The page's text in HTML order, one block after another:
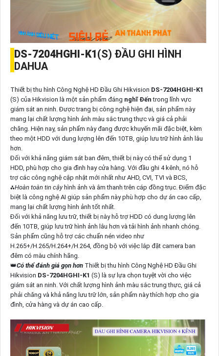
DS-7204HGHI-K1(S) ĐẦU GHI HÌNH
DAHUA
Thiết bị thu hình Công Nghệ HD Đầu Ghi Hikvision DS-7204HGHI-K1
(S) của Hikvision là một sản phẩm đáng nghĩ Đến trong lĩnh vực
giám sát an ninh. Được trang bị công nghệ hiện đại, sản phẩm này
mang lại chất lượng hình ảnh màu sắc trung thực và giá cả phải
chăng. Hiện nay, sản phẩm này đang được khuyến mãi đặc biệt, kèm
theo một HDD với dung lượng lên đến 10TB, giúp lưu trữ hình ảnh lâu
hơn.
Đối với khả năng giám sát ban đêm, thiết bị này có thể sử dụng 1
HDD, phù hợp cho gia đình hay cửa hàng. Với đầu ghi 4 kênh, nó hỗ
trợ các công nghệ cập nhật mới nhất như AHD, CVI, TVI và BCS,
⁂Hoàn toàn tin cậyhình ảnh và âm thanh trên cáp đồng trục. Điểm đặc
biệt là công nghệ AI giúp sản phẩm này phù hợp cho dự án cao cấp,
mang lại chất lượng hình ảnh tốt nhất.
Đối với khả năng lưu trữ, thiết bị này hỗ trợ HDD có dung lượng lên
đến 10TB, giúp lưu trữ hình ảnh lâu hơn và tải hình ảnh nhanh chóng.
Sản phẩm cũng hỗ trợ các chuẩn nén video như
H.265+/H.265/H.264+/H.264, đồng bộ với việc lắp đặt camera ban
đêm có màu chính hãng.
👑Có thể đánh giá gọn hơn Thiết bị thu hình Công Nghệ HD Đầu Ghi
Hikvision DS-7204HGHI-K1 (S) là sự lựa chọn tuyệt vời cho việc
giám sát an ninh. Với chất lượng hình ảnh màu sắc trung thực, giá cả
phải chăng và khả năng lưu trữ lớn, sản phẩm này thích hợp cho gia
đình, cửa hàng và dự án cao cấp.